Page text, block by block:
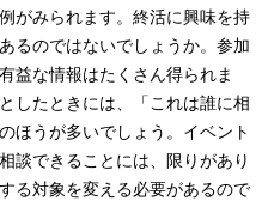
がみられます。終活に興味を持
るのではないでしょうか。参加
益な情報はたくさん得られま
したときには、「これは誰に相
ほうが多いでしょう。イベント
談できることには、限りがあり
る対象を変える必要があるので